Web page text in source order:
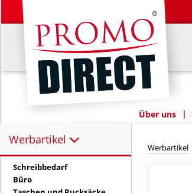
Über uns |
Werbartikel
Werbartikel:
Schreibbedarf
Büro
Werbartikel